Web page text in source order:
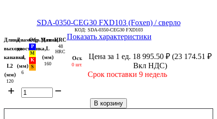
SDA-0350-CEG30 FXD103 (Foxen) / сверло
КОД: SDA-0350-CEG30 FXD103
Длина
выхода
канавки,
L2
(мм)
120
Диаметр
хвостовика,
d
(мм)
6
Обр.МатДлина,
L
(мм)
160
HRC
48
HRC
Показать характеристики
Ост.
0 шт.
Цена за 1 ед. 18 995.50 ₽ (23 174.51 ₽
Вкл НДС)
Срок поставки 9 недель
+ −
В корзину